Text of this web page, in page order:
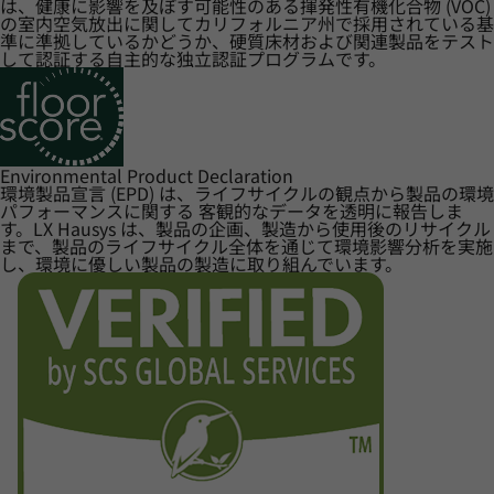
は、健康に影響を及ぼす可能性のある揮発性有機化合物 (VOC)
の室内空気放出に関してカリフォルニア州で採用されている基
準に準拠しているかどうか、硬質床材および関連製品をテスト
して認証する自主的な独立認証プログラムです。
Environmental Product Declaration
環境製品宣言 (EPD) は、ライフサイクルの観点から製品の環境
パフォーマンスに関する 客観的なデータを透明に報告しま
す。LX Hausys は、製品の企画、製造から使用後のリサイクル
まで、製品のライフサイクル全体を通じて環境影響分析を実施
し、環境に優しい製品の製造に取り組んでいます。